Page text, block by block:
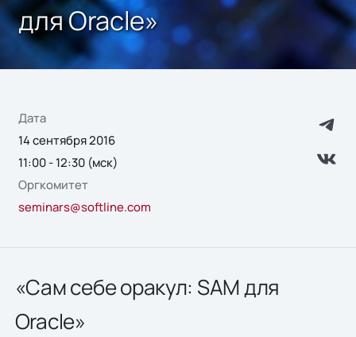
для Oracle»
Дата
14 сентября 2016
11:00 - 12:30 (мск)
Оргкомитет
seminars@softline.com
«Сам себе оракул: SAM для
Oracle»